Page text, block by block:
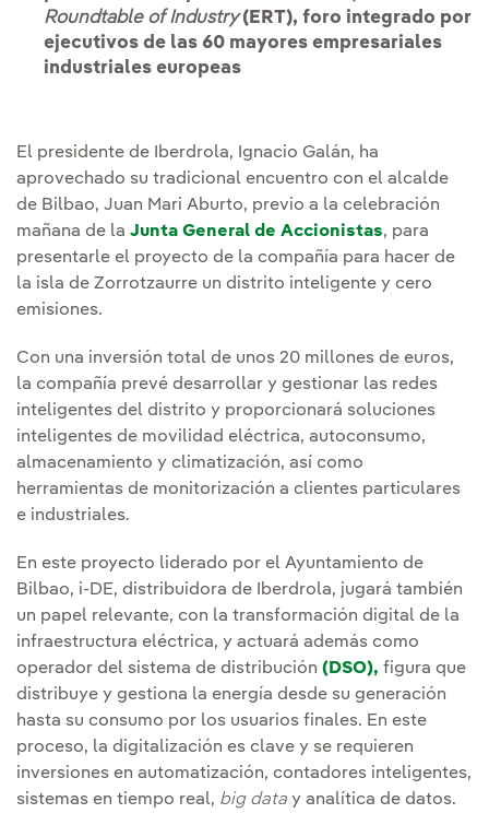
Roundtable of Industry(ERT), foro integrado por
ejecutivos de las 60 mayores empresariales
industriales europeas
El presidente de Iberdrola, Ignacio Galán, ha
aprovechado su tradicional encuentro con el alcalde
de Bilbao, Juan Mari Aburto, previo a la celebración
mañana de la Junta General de Accionistas, para
presentarle el proyecto de la compañía para hacer de
la isla de Zorrotzaurre un distrito inteligente y cero
emisiones.
Con una inversión total de unos 20 millones de euros,
la compañía prevé desarrollar y gestionar las redes
inteligentes del distrito y proporcionará soluciones
inteligentes de movilidad eléctrica, autoconsumo,
almacenamiento y climatización, así como
herramientas de monitorización a clientes particulares
e industriales.
En este proyecto liderado por el Ayuntamiento de
Bilbao, i-DE, distribuidora de Iberdrola, jugará también
un papel relevante, con la transformación digital de la
infraestructura eléctrica, y actuará además como
operador del sistema de distribución (DSO), figura que
distribuye y gestiona la energía desde su generación
hasta su consumo por los usuarios finales. En este
proceso, la digitalización es clave y se requieren
inversiones en automatización, contadores inteligentes,
sistemas en tiempo real, big data y analítica de datos.